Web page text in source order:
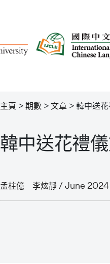
主頁 >期數>文章>韓中送
韓中送花禮
孟柱億 李炫靜 / June 2024